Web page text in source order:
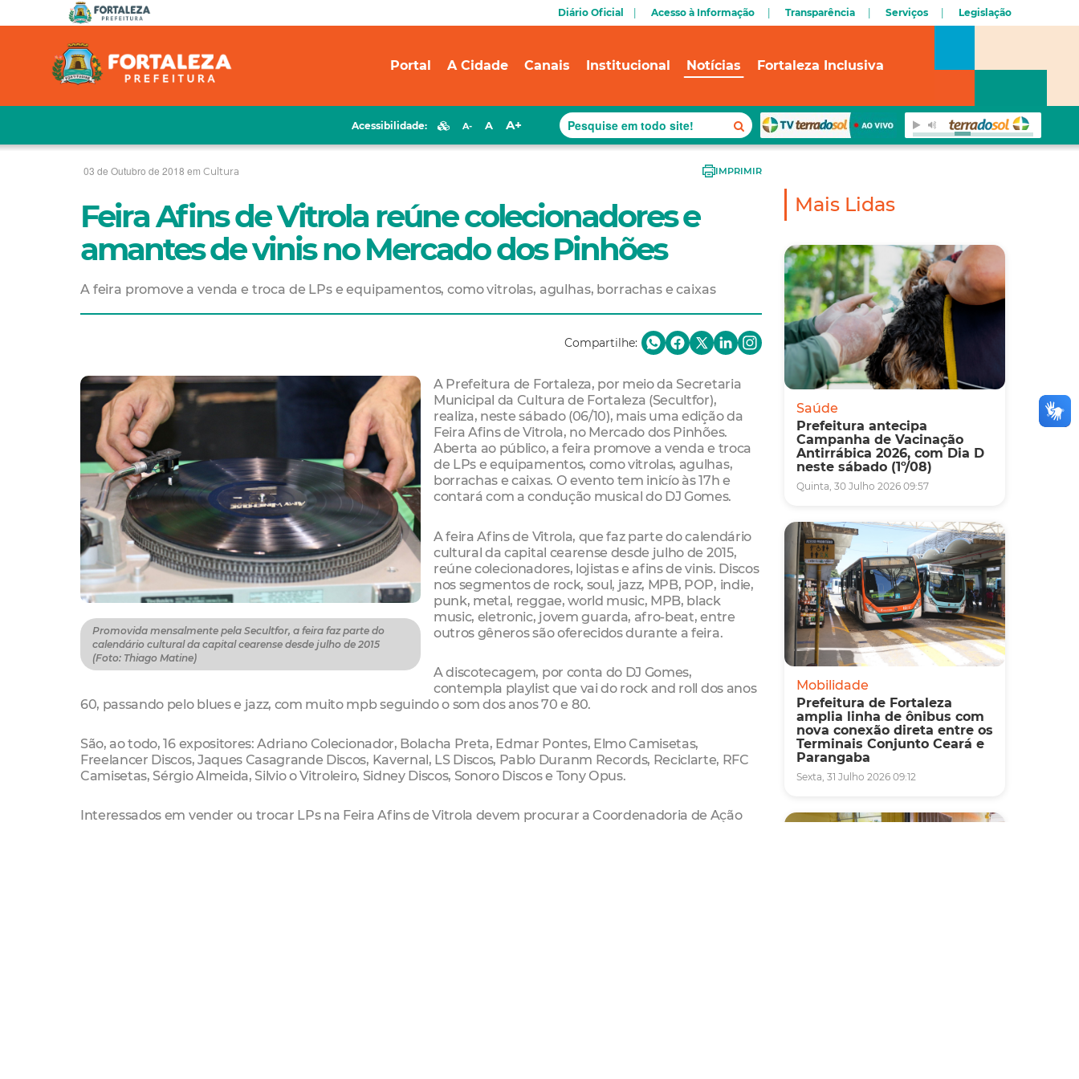
Diário Oficial Acesso à Informação Transparência Serviços Legislação
Portal A Cidade Canais Institucional Notícias Fortaleza Inclusiva
Acessibilidade: A- A A+
03 de Outubro de 2018 em Cultura IMPRIMIR
Feira Afins de Vitrola reúne colecionadores e
amantes de vinis no Mercado dos Pinhões
A feira promove a venda e troca de LPs e equipamentos, como vitrolas, agulhas, borrachas e caixas
Compartilhe:
Promovida mensalmente pela Secultfor, a feira faz parte do
calendário cultural da capital cearense desde julho de 2015
(Foto: Thiago Matine)
A Prefeitura de Fortaleza, por meio da Secretaria
Municipal da Cultura de Fortaleza (Secultfor),
realiza, neste sábado (06/10), mais uma edição da
Feira Afins de Vitrola, no Mercado dos Pinhões.
Aberta ao público, a feira promove a venda e troca
de LPs e equipamentos, como vitrolas, agulhas,
borrachas e caixas. O evento tem inicío às 17h e
contará com a condução musical do DJ Gomes.
A feira Afins de Vitrola, que faz parte do calendário
cultural da capital cearense desde julho de 2015,
reúne colecionadores, lojistas e afins de vinis. Discos
nos segmentos de rock, soul, jazz, MPB, POP, indie,
punk, metal, reggae, world music, MPB, black
music, eletronic, jovem guarda, afro-beat, entre
outros gêneros são oferecidos durante a feira.
A discotecagem, por conta do DJ Gomes,
contempla playlist que vai do rock and roll dos anos
60, passando pelo blues e jazz, com muito mpb seguindo o som dos anos 70 e 80.
São, ao todo, 16 expositores: Adriano Colecionador, Bolacha Preta, Edmar Pontes, Elmo Camisetas,
Freelancer Discos, Jaques Casagrande Discos, Kavernal, LS Discos, Pablo Duranm Records, Reciclarte, RFC
Camisetas, Sérgio Almeida, Silvio o Vitroleiro, Sidney Discos, Sonoro Discos e Tony Opus.
Interessados em vender ou trocar LPs na Feira Afins de Vitrola devem procurar a Coordenadoria de Ação
Mais Lidas
Saúde
Prefeitura antecipa
Campanha de Vacinação
Antirrábica 2026, com Dia D
neste sábado (1º/08)
Quinta, 30 Julho 2026 09:57
Mobilidade
Prefeitura de Fortaleza
amplia linha de ônibus com
nova conexão direta entre os
Terminais Conjunto Ceará e
Parangaba
Sexta, 31 Julho 2026 09:12